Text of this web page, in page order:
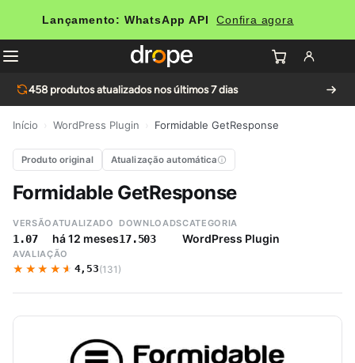
Lançamento: WhatsApp API Confira agora
458 produtos atualizados nos últimos 7 dias
Início WordPress Plugin Formidable GetResponse
Produto original Atualização automática
Formidable GetResponse
VERSÃO
1.07
ATUALIZADO
há 12 meses
DOWNLOADS
17.503
CATEGORIA
WordPress Plugin
AVALIAÇÃO
★★★★★
★★★★★ 4,53(131)